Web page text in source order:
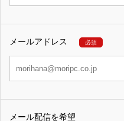
メールアドレス 必須
メール配信を希望